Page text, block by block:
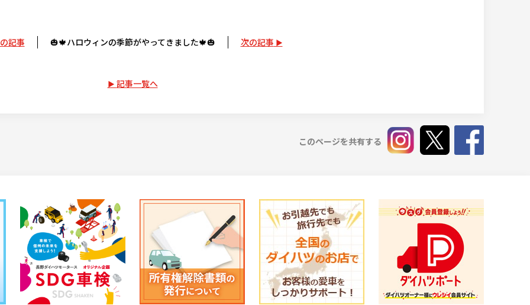
記事 🎃🍁ハロウィンの季節がやってきました🍁🎃 次の記事
記事一覧へ
このページを共有する